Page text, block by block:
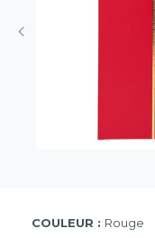
COULEUR : Rouge